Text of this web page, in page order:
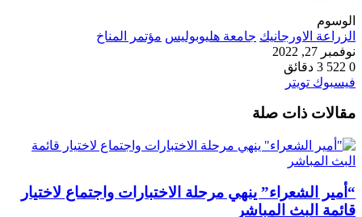
الوسوم
الزراعة الاورجانيك جامعة هليوبوليس مؤتمر المناخ
نوفمبر 27, 2022
0
3 دقائق
فيسبوك تويتر
البريد
مقالات ذات صلة
“أمير الشعراء” ينهي مرحلة الاختبارات واجتماع لاختيار
قائمة البث المباشر